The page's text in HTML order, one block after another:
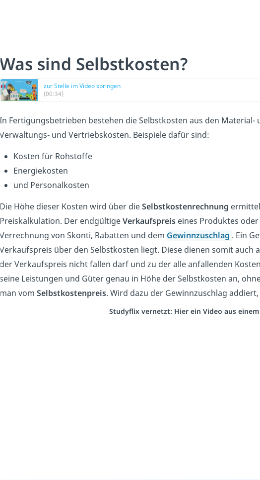
Was sind Selbstkosten?
zur Stelle im Video springen
(00:34)
In Fertigungsbetrieben bestehen die Selbstkosten aus den
Verwaltungs- und Vertriebskosten. Beispiele dafür sind:
Kosten für Rohstoffe
Energiekosten
und Personalkosten
Die Höhe dieser Kosten wird über dieSelbstkostenrechnung
Preiskalkulation. Der endgültigeVerkaufspreis eines Produktes
Verrechnung von Skonti, Rabatten und dem Gewinnzuschlag . Ein
Verkaufspreis über den Selbstkosten liegt. Diese dienen somit auch
der Verkaufspreis nicht fallen darf und zu der alle anfallenden
seine Leistungen und Güter genau in Höhe der Selbstkosten an,
man vom Selbstkostenpreis. Wird dazu der Gewinnzuschlag
Studyflix vernetzt: Hier ein Video aus